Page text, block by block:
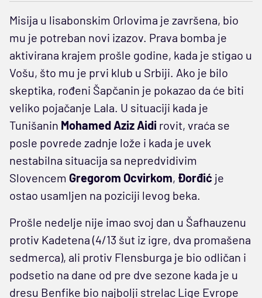
Misija u lisabonskim Orlovima je završena, bio
mu je potreban novi izazov. Prava bomba je
aktivirana krajem prošle godine, kada je stigao u
Vošu, što mu je prvi klub u Srbiji. Ako je bilo
skeptika, rođeni Šapčanin je pokazao da će biti
veliko pojačanje Lala. U situaciji kada je
Tunišanin Mohamed Aziz Aidi rovit, vraća se
posle povrede zadnje lože i kada je uvek
nestabilna situacija sa nepredvidivim
Slovencem Gregorom Ocvirkom, Đorđić je
ostao usamljen na poziciji levog beka.
Prošle nedelje nije imao svoj dan u Šafhauzenu
protiv Kadetena (4/13 šut iz igre, dva promašena
sedmerca), ali protiv Flensburga je bio odličan i
podsetio na dane od pre dve sezone kada je u
dresu Benfike bio najbolji strelac Lige Evrope